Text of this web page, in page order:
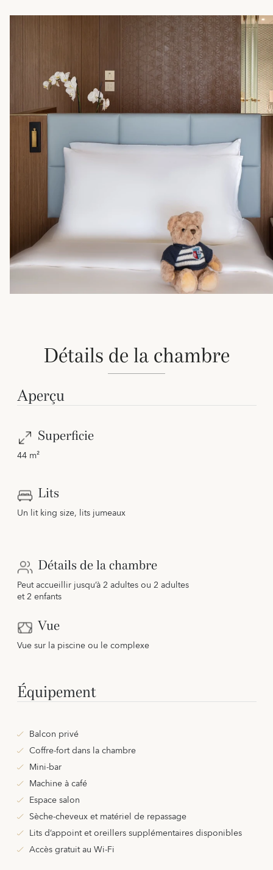
Détails de la chambre
Aperçu
Superficie
44 m²
Lits
Un lit king size, lits jumeaux
Détails de la chambre
Peut accueillir jusqu’à 2 adultes ou 2 adultes
et 2 enfants
Vue
Vue sur la piscine ou le complexe
Équipement
Balcon privé
Coffre-fort dans la chambre
Mini-bar
Machine à café
Espace salon
Sèche-cheveux et matériel de repassage
Lits d’appoint et oreillers supplémentaires disponibles
Accès gratuit au Wi-Fi